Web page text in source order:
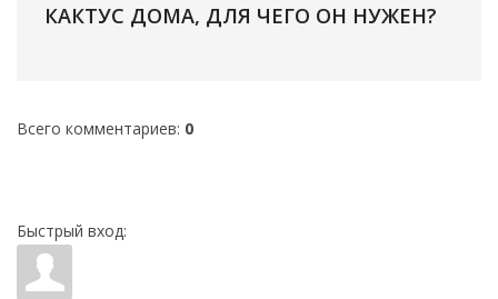
КАКТУС ДОМА, ДЛЯ ЧЕГО ОН НУЖЕН?
Всего комментариев: 0
Быстрый вход: